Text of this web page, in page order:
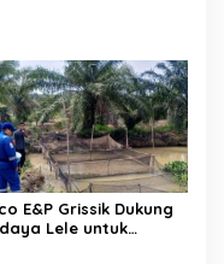
E&P Grissik Dukung
Lele untuk